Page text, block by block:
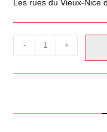
Les rues du Vieux-Nice
- +